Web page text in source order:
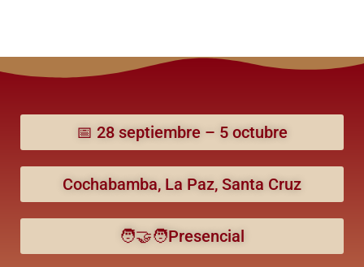
📅 28 septiembre – 5 octubre
Cochabamba, La Paz, Santa Cruz
🧑‍🤝‍🧑Presencial